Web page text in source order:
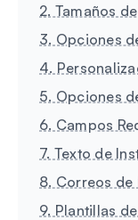
2. Tamaños
3. Opciones
4.
5. Opciones
6. Campos
7. Texto de
8. Correos
9. Plantillas